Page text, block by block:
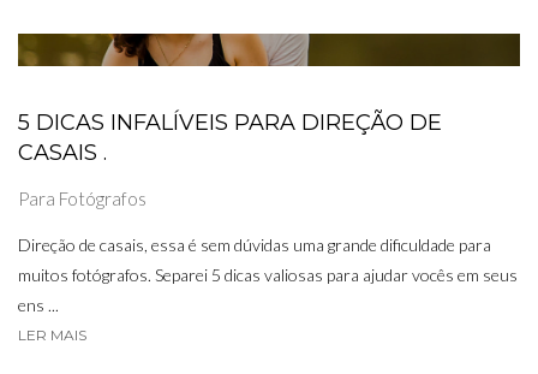
5 DICAS INFALÍVEIS PARA DIREÇÃO DE
CASAIS .
Para Fotógrafos
Direção de casais, essa é sem dúvidas uma grande dificuldade para
muitos fotógrafos. Separei 5 dicas valiosas para ajudar vocês em seus
ens ...
LER MAIS